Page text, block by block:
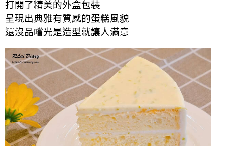
打開了精美的外盒包裝
呈現出典雅有質感的蛋糕風貌
還沒品嚐光是造型就讓人滿意